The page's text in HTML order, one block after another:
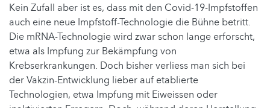
Kein Zufall aber ist es, dass mit den Covid-19-Impfstoffen
auch eine neue Impfstoff-Technologie die Bühne betritt.
Die mRNA-Technologie wird zwar schon lange erforscht,
etwa als Impfung zur Bekämpfung von
Krebserkrankungen. Doch bisher verliess man sich bei
der Vakzin-Entwicklung lieber auf etablierte
Technologien, etwa Impfung mit Eiweissen oder